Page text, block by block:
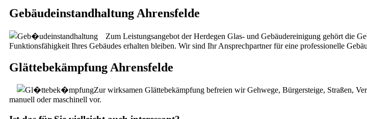
Gebäudeinstandhaltung Ahrensfelde
Zum Leistungsangebot der Herdegen Glas- und Gebäudereinigung gehört die
Funktionsfähigkeit Ihres Gebäudes erhalten bleiben. Wir sind Ihr Ansprechpartner für eine professionelle
Glättebekämpfung Ahrensfelde
Zur wirksamen Glättebekämpfung befreien wir Gehwege, Bürgersteige, Straßen,
manuell oder maschinell vor.